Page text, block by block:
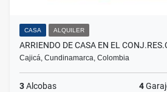
CASA ALQUILER
ARRIENDO DE CASA EN EL
Cajicá, Cundinamarca, Colombia
3Alcobas 4